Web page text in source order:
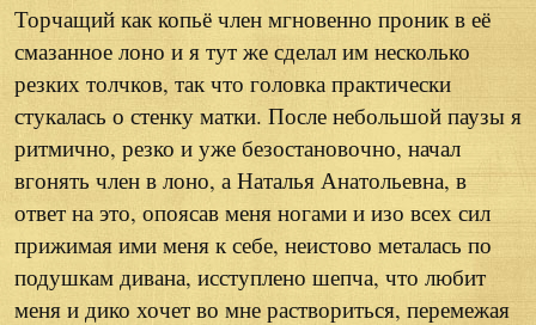
Торчащий как копьё член мгновенно проник в её
смазанное лоно и я тут же сделал им несколько
резких толчков, так что головка практически
стукалась о стенку матки. После небольшой паузы я
ритмично, резко и уже безостановочно, начал
вгонять член в лоно, а Наталья Анатольевна, в
ответ на это, опоясав меня ногами и изо всех сил
прижимая ими меня к себе, неистово металась по
подушкам дивана, исступлено шепча, что любит
меня и дико хочет во мне раствориться, перемежая